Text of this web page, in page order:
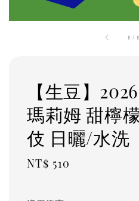
1 /1
【生豆】
瑪莉姆 甜檸
伎 日曬/水洗
Regular
NT$ 510